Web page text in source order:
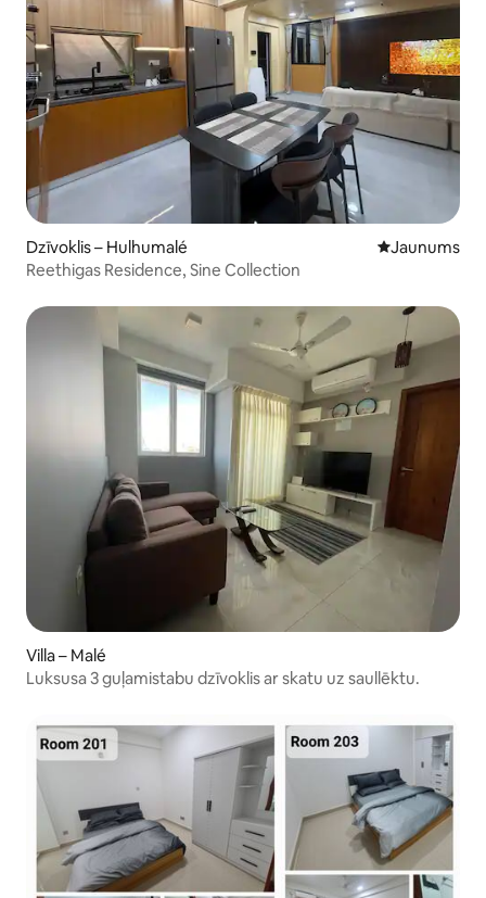
Dzīvoklis – Hulhumalé Jauns mājoklis
Jaunums
Reethigas Residence, Sine Collection
Villa – Malé
Luksusa 3 guļamistabu dzīvoklis ar skatu uz saullēktu.